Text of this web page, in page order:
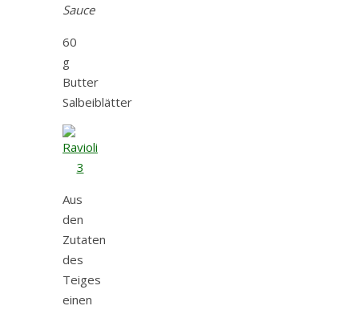
Sauce
60
g
Butter
Salbeiblätter
Aus
den
Zutaten
des
Teiges
einen